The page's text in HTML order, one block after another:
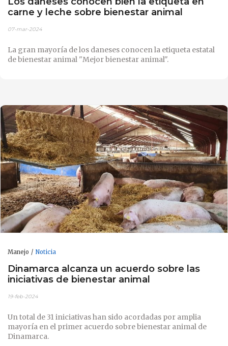
carne y leche sobre bienestar animal
07-mar-2024
La gran mayoría de los daneses conocen la etiqueta estatal
de bienestar animal "Mejor bienestar animal".
Manejo Noticia
Dinamarca alcanza un acuerdo sobre las
iniciativas de bienestar animal
19-feb-2024
Un total de 31 iniciativas han sido acordadas por amplia
mayoría en el primer acuerdo sobre bienestar animal de
Dinamarca.